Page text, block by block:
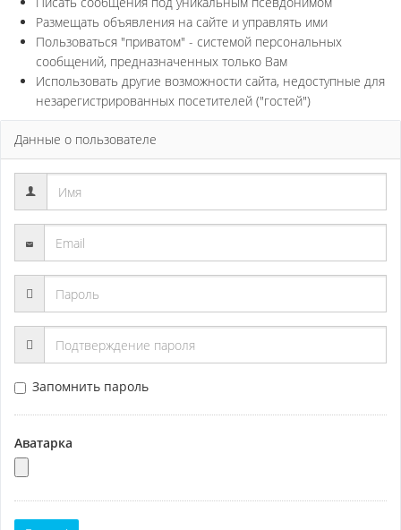
Размещать объявления на сайте и управлять ими
Пользоваться "приватом" - системой персональных
сообщений, предназначенных только Вам
Использовать другие возможности сайта, недоступные для
незарегистрированных посетителей ("гостей")
Данные о пользователе
Запомнить пароль
Аватарка